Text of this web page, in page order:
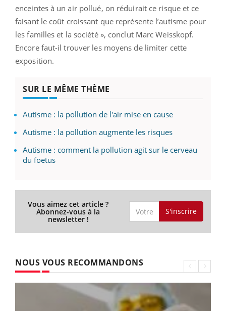
enceintes à un air pollué, on réduirait ce risque et ce
faisant le coût croissant que représente l’autisme pour
les familles et la société », conclut Marc Weisskopf.
Encore faut-il trouver les moyens de limiter cette
exposition.
SUR LE MÊME THÈME
Autisme : la pollution de l'air mise en cause
Autisme : la pollution augmente les risques
Autisme : comment la pollution agit sur le cerveau
du foetus
Vous aimez cet article ?
Abonnez-vous à la
newsletter !
S'inscrire
NOUS VOUS RECOMMANDONS